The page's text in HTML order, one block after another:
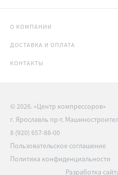
О КОМПАНИИ
ДОСТАВКА И ОПЛАТА
КОНТАКТЫ
© 2026. «Центр компрессоров»
г. Ярославль пр-т.
8 (920) 657-88-00
Пользовательское соглашение
Политика конфиденциальности
Разработка